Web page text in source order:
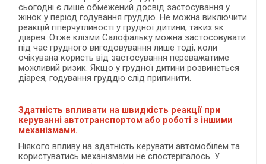
сьогодні є лише обмежений досвід застосування у
жінок у період годування груддю. Не можна виключити
реакцій гіперчутливості у грудної дитини, таких як
діарея. Отже клізми Салофальку можна застосовувати
під час грудного вигодовування лише тоді, коли
очікувана користь від застосування переважатиме
можливий ризик. Якщо у грудної дитини розвинеться
діарея, годування груддю слід припинити.
Здатність впливати на швидкість реакції при
керуванні автотранспортом або роботі з іншими
механізмами.
Ніякого впливу на здатність керувати автомобілем та
користуватись механізмами не спостерігалось. У